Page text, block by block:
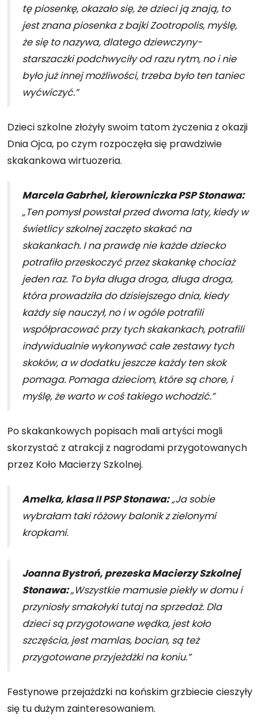
tę piosenkę, okazało się, że dzieci ją znają, to
jest znana piosenka z bajki Zootropolis, myślę,
że się to nazywa, dlatego dziewczyny-
starszaczki podchwyciły od razu rytm, no i nie
było już innej możliwości, trzeba było ten taniec
wyćwiczyć.”
Dzieci szkolne złożyły swoim tatom życzenia z okazji
Dnia Ojca, po czym rozpoczęła się prawdziwie
skakankowa wirtuozeria.
Marcela Gabrhel, kierowniczka PSP Stonawa:
„Ten pomysł powstał przed dwoma laty, kiedy w
świetlicy szkolnej zaczęto skakać na
skakankach. I na prawdę nie każde dziecko
potrafiło przeskoczyć przez skakankę chociaż
jeden raz. To była długa droga, długa droga,
która prowadziła do dzisiejszego dnia, kiedy
każdy się nauczył, no i w ogóle potrafili
współpracować przy tych skakankach, potrafili
indywidualnie wykonywać całe zestawy tych
skoków, a w dodatku jeszcze każdy ten skok
pomaga. Pomaga dzieciom, które są chore, i
myślę, że warto w coś takiego wchodzić.”
Po skakankowych popisach mali artyści mogli
skorzystać z atrakcji z nagrodami przygotowanych
przez Koło Macierzy Szkolnej.
Amelka, klasa II PSP Stonawa:„Ja sobie
wybrałam taki różowy balonik z zielonymi
kropkami.
Joanna Bystroń, prezeska Macierzy Szkolnej
Stonawa:„Wszystkie mamusie piekły w domu i
przyniosły smakołyki tutaj na sprzedaż. Dla
dzieci są przygotowane wędka, jest koło
szczęścia, jest mamlas, bocian, są też
przygotowane przyjeżdżki na koniu.”
Festynowe przejażdzki na końskim grzbiecie cieszyły
się tu dużym zainteresowaniem.